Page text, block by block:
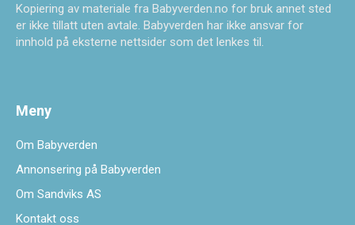
Kopiering av materiale fra Babyverden.no for bruk annet sted
er ikke tillatt uten avtale. Babyverden har ikke ansvar for
innhold på eksterne nettsider som det lenkes til.
Meny
Om Babyverden
Annonsering på Babyverden
Om Sandviks AS
Kontakt oss